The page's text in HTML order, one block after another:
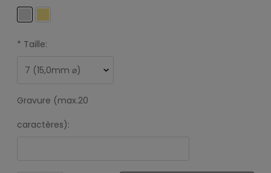
* Taille:
Gravure (max.20
caractères):